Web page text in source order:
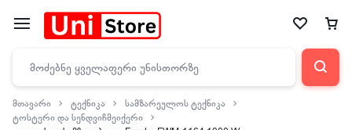
მთავარი ტექნიკა
სამზარეულოს ტექნიკა
ტოსტერი და სენდვიჩმეიქერი